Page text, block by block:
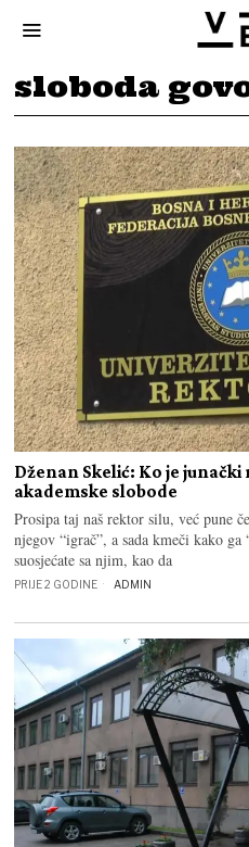
sloboda
Dženan Skelić: Ko je
akademske slobode
Prosipa taj naš rektor silu, već pune
njegov “igrač”, a sada kmeči kako
suosjećate sa njim, kao da
PRIJE 2 GODINE ADMIN